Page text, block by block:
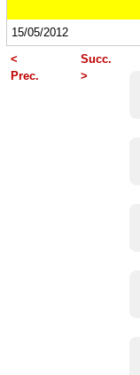
15/05/2012
<
Prec.
Succ.
>